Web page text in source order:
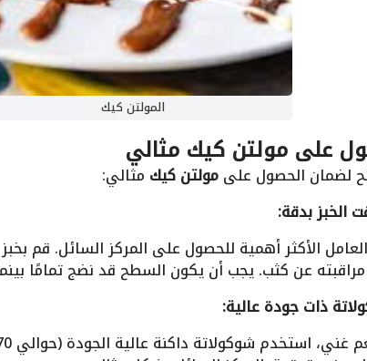
المولتن كيك
على مولتن كيك مثالي
لضمان الحصول علىمولتن كيك مثالي:
عن كثب. يجب أن يكون السطح قد نضج تمامًا